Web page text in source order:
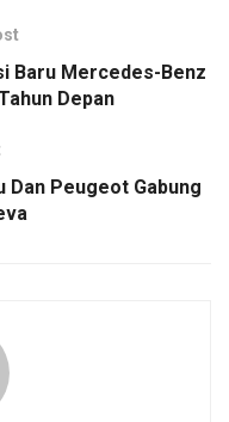
Baru Mercedes-Benz
Depan
Peugeot Gabung